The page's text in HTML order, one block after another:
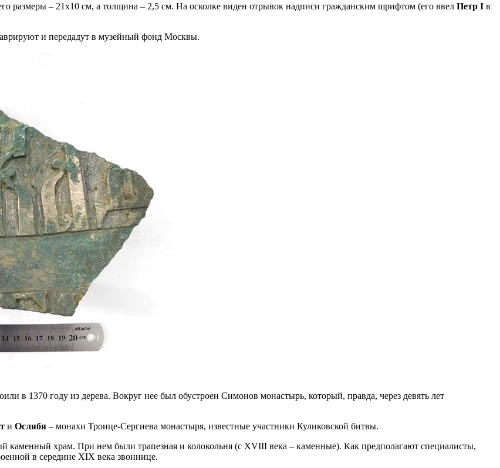
размеры – 21х10 см, а толщина – 2,5 см. На осколке виден отрывок надписи гражданским шрифтом (его ввел Петр I в
и передадут в музейный фонд Москвы.
в 1370 году из дерева. Вокруг нее был обустроен Симонов монастырь, который, правда, через девять лет
и Ослябя – монахи Троице-Сергиева монастыря, известные участники Куликовской битвы.
каменный храм. При нем были трапезная и колокольня (с XVIII века – каменные). Как предполагают специалисты,
в середине XIX века звоннице.